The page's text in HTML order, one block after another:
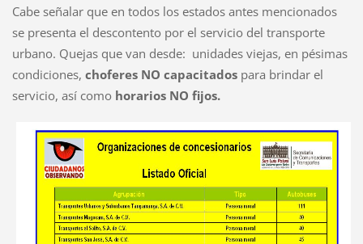
Cabe señalar que en todos los estados antes mencionados
se presenta el descontento por el servicio del transporte
urbano. Quejas que van desde: unidades viejas, en pésimas
condiciones, choferes NO capacitadospara brindar el
servicio, así como horarios NO fijos.